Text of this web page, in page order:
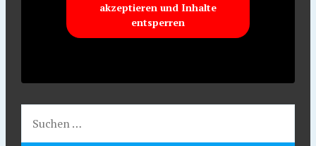
akzeptieren und Inhalte
entsperren